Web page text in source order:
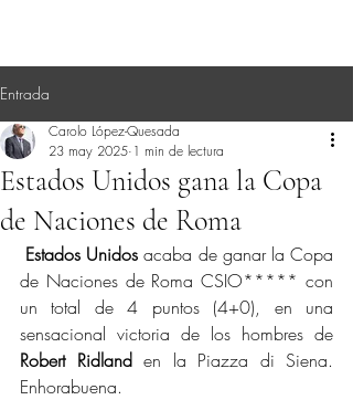
Entrada
Estados Unidos gana la Copa
de Naciones de Roma
Carolo López-Quesada
23 may 2025 1 min de lectura
Estados Unidos acaba de ganar la Copa
de Naciones de Roma CSIO***** con
un total de 4 puntos (4+0), en una
Robert Ridland en la Piazza di Siena.
Enhorabuena.